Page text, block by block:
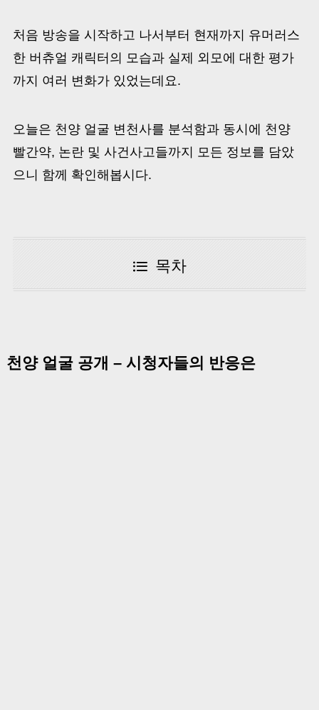
처음 방송을 시작하고 나서부터 현재까지 유머러스
한 버츄얼 캐릭터의 모습과 실제 외모에 대한 평가
까지 여러 변화가 있었는데요.
오늘은 천양 얼굴 변천사를 분석함과 동시에 천양
빨간약, 논란 및 사건사고들까지 모든 정보를 담았
으니 함께 확인해봅시다.
목차
천양 얼굴 공개 – 시청자들의 반응은